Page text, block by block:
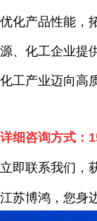
优化产品性能，
源、化工企业提
化工产业迈向高
详细咨询方式：
立即联系我们，
江苏博鸿，您身